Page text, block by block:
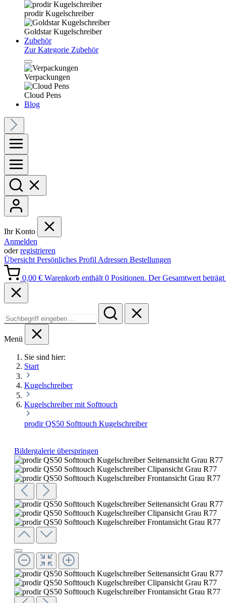
prodir Kugelschreiber
Goldstar Kugelschreiber
Zubehör
Zur Kategorie Zubehör
Verpackungen
Cloud Pens
Blog
Ihr Konto
Anmelden
oderregistrieren
Übersicht Persönliches Profil Adressen Bestellungen
0,00 € Warenkorb enthält 0 Positionen. Der Gesamtwert
Menü
Sie sind hier:
Start
Kugelschreiber
Kugelschreiber mit Softtouch
prodir QS50 Softtouch Kugelschreiber
Bildergalerie überspringen